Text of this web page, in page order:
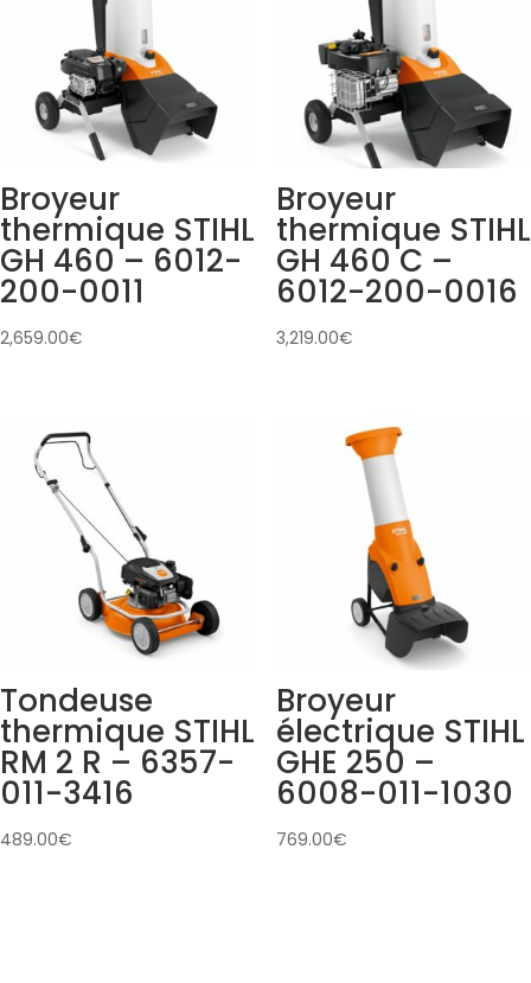
Broyeur
thermique STIHL
GH 460 – 6012-
200-0011
2,659.00€
Broyeur
thermique STIHL
GH 460 C –
6012-200-0016
3,219.00€
Tondeuse
thermique STIHL
RM 2 R – 6357-
011-3416
489.00€
Broyeur
électrique STIHL
GHE 250 –
6008-011-1030
769.00€